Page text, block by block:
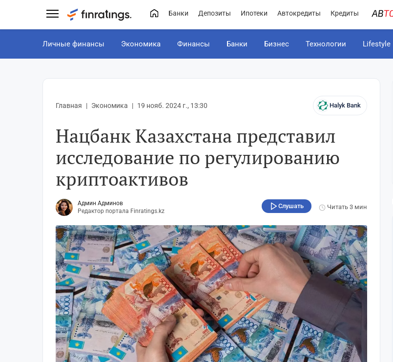
Банки Депозиты Ипотеки Автокредиты Кредиты
Личные финансы Экономика Финансы Банки Бизнес Технологии Lifestyle
Главная Экономика 19 нояб. 2024 г., 13:30 Halyk Bank
Нацбанк Казахстана представил
исследование по регулированию
криптоактивов
Админ Админов
Редактор портала Finratings.kz
Слушать Читать3 мин